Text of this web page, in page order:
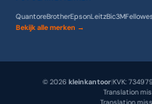
QuantoreBrotherEpsonLeitzBic3MFellowes
Bekijk alle merken →
© 2026 kleinkantoor|KVK:
Translation